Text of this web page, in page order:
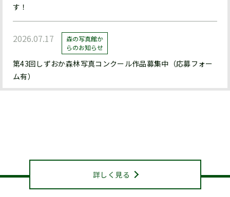
す！
2026.07.17
森の写真館か
らのお知らせ
第43回しずおか森林写真コンクール作品募集中（応募フォー
ム有）
2026.07.15 お知らせ詳しく見る